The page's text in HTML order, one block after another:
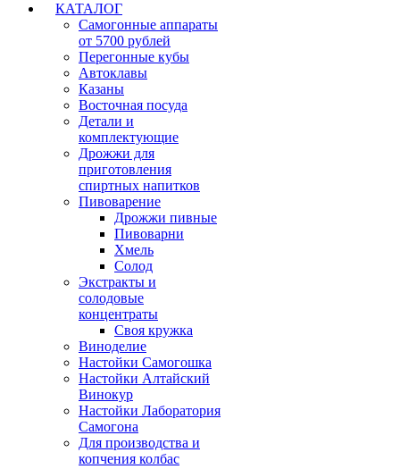
КАТАЛОГ
Самогонные аппараты
от 5700 рублей
Перегонные кубы
Автоклавы
Казаны
Восточная посуда
Детали и
комплектующие
Дрожжи для
приготовления
спиртных напитков
Пивоварение
Дрожжи пивные
Пивоварни
Хмель
Солод
Экстракты и
солодовые
концентраты
Своя кружка
Виноделие
Настойки Самогошка
Настойки Алтайский
Винокур
Настойки Лаборатория
Самогона
Для производства и
копчения колбас